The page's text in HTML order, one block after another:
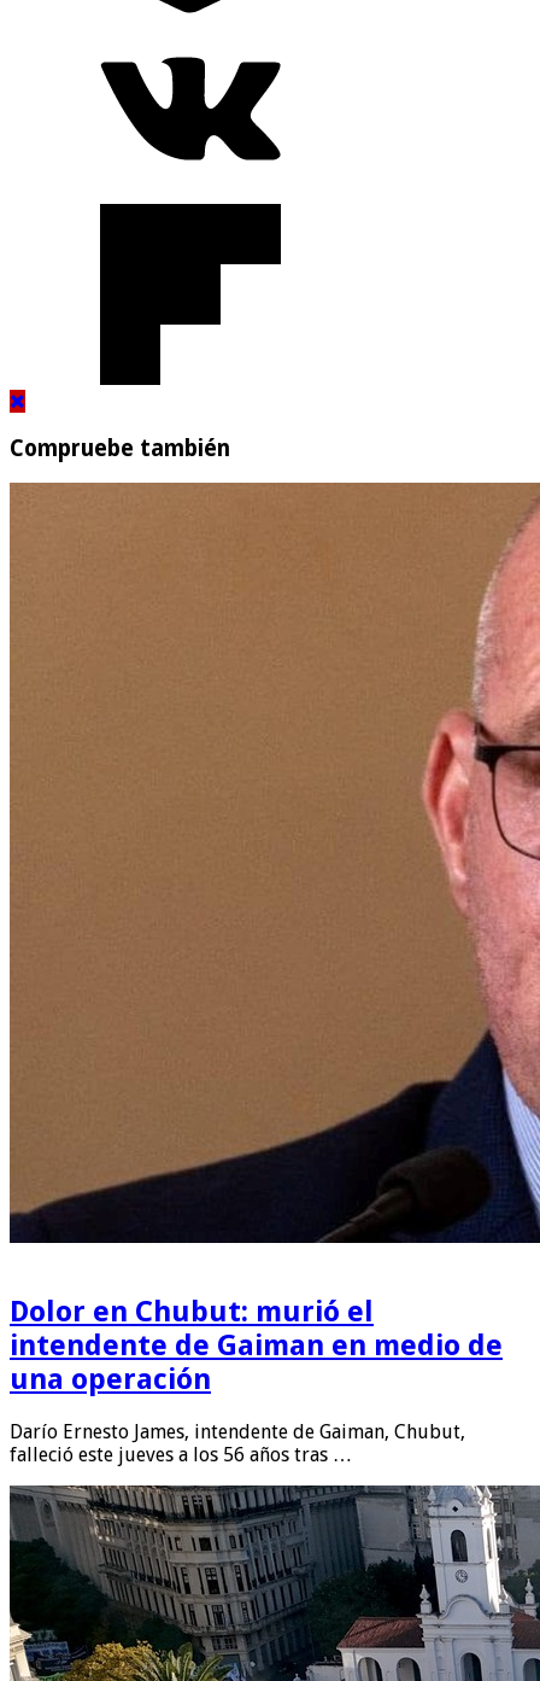
Compruebe también
Dolor en Chubut: murió el
intendente de Gaiman en medio de
una operación
Darío Ernesto James, intendente de Gaiman, Chubut,
falleció este jueves a los 56 años tras …